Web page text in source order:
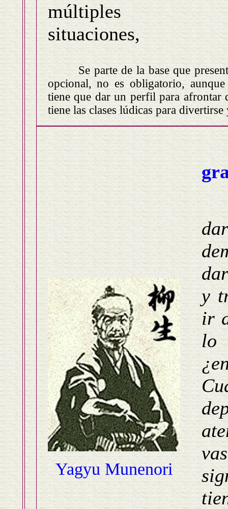
múltiples
situaciones,
Se parte de la base que
opcional, no es obligatorio,
tiene que dar un perfil para
tiene las clases lúdicas para
Yagyu Munenori
y
ir
lo